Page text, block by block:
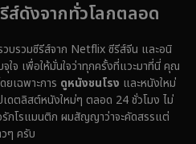
(336)
(14)
ส์ดังจากทั่วโลกตลอด
บรวมซีรีส์จาก Netflix ซีรีส์จีน และอนิ
ใจ เพื่อให้มั่นใจว่าทุกครั้งที่แวะมาที่นี่ คุณ
ยเฉพาะการ ดูหนังชนโรง และหนังใหม่
ดตลิสต์หนังใหม่ๆ ตลอด 24 ชั่วโมง ไม่
กโรแมนติก ผมสัญญาว่าจะคัดสรรแต่
ๆ ครับ